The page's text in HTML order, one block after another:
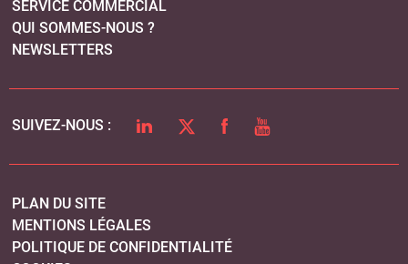
POLITIQUE DE CONFIDENTIALITÉ
COOKIES